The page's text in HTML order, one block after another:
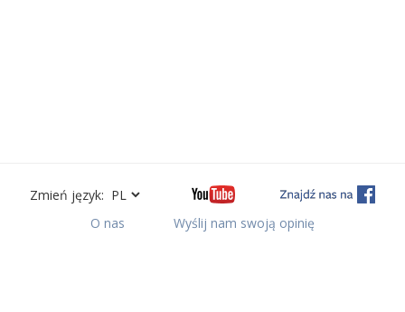
Zmień język:
O nas
Wyślij nam swoją opinię